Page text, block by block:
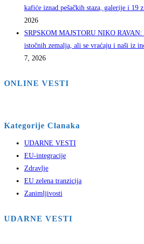
kafiće iznad pešačkih staza, galerije i 19
2026
SRPSKOM MAJSTORU NIKO
istočnih zemalja, ali se vraćaju i naši iz
7, 2026
ONLINE VESTI
Kategorije Clanaka
UDARNE VESTI
EU-integracije
Zdravlje
EU zelena tranzicija
Zanimljivosti
UDARNE VESTI